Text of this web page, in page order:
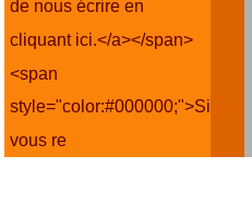
de nous écrire en
cliquant ici.</a></span>
<span
style="color:#000000;">Si
vous re